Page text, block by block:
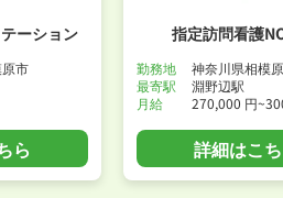
ーション
市
ら
指定訪問看護
勤務地
神奈川県相模
最寄駅
淵野辺駅
月給
270,000 円
詳細はこ